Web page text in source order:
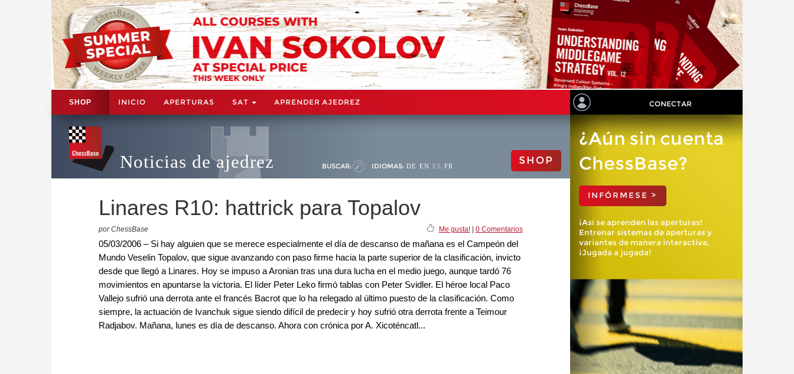
SHOP INICIO APERTURAS SAT APRENDER AJEDREZ CONECTAR
Noticias de ajedrez BUSCAR: IDIOMAS: DE EN ES FR SHOP
Linares R10: hattrick para Topalov
por ChessBase Me gusta!| 0 Comentarios
05/03/2006 – Si hay alguien que se merece especialmente el día de descanso de mañana es el Campeón del
Mundo Veselin Topalov, que sigue avanzando con paso firme hacia la parte superior de la clasificación, invicto
desde que llegó a Linares. Hoy se impuso a Aronian tras una dura lucha en el medio juego, aunque tardó 76
movimientos en apuntarse la victoria. El líder Peter Leko firmó tablas con Peter Svidler. El héroe local Paco
Vallejo sufrió una derrota ante el francés Bacrot que lo ha relegado al último puesto de la clasificación. Como
siempre, la actuación de Ivanchuk sigue siendo difícil de predecir y hoy sufrió otra derrota frente a Teimour
Radjabov. Mañana, lunes es día de descanso. Ahora con crónica por A. Xicoténcatl...
¿Aún sin cuenta
ChessBase?
INFÓRMESE >
¡Así se aprenden las aperturas!
Entrenar sistemas de aperturas y
variantes de manera interactiva.
¡Jugada a jugada!